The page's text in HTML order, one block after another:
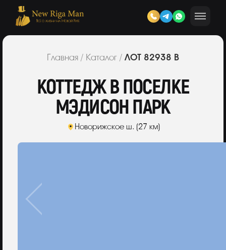
Главная / Каталог / ЛОТ 82938 В
КОТТЕДЖ В ПОСЕЛКЕ
МЭДИСОН ПАРК
Новорижское ш. (27 км)